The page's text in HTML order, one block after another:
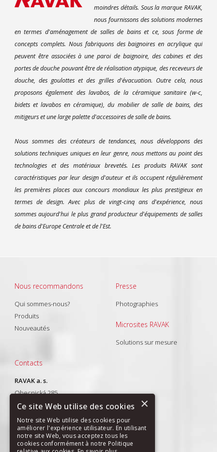
moindres détails. Sous la marque RAVAK,
nous fournissons des solutions modernes
en termes d'aménagement de salles de bains et ce, sous forme de
concepts complets. Nous fabriquons des baignoires en acrylique qui
peuvent être associées à une paroi de baignoire, des cabines et des
portes de douche pouvant être de réalisation atypique, des receveurs de
douche, des goulottes et des grilles d'évacuation. Outre cela, nous
proposons également des lavabos, de la céramique sanitaire (w-c,
bidets et lavabos en céramique), du mobilier de salle de bains, des
mitigeurs et une large palette d'accessoires de salle de bains.
Nous sommes des créateurs de tendances, nous développons des
solutions techniques uniques en leur genre, nous mettons au point des
technologies et des matériaux brevetés. Les produits RAVAK sont
caractéristiques par leur design d'auteur et ils occupent régulièrement
les premières places aux concours mondiaux les plus prestigieux en
termes de design. Avec plus de vingt-cinq ans d'expérience, nous
sommes aujourd'hui le plus grand producteur d'équipements de salles
de bains d'Europe Centrale et de l'Est.
Nous recommandons
Qui sommes-nous?
Produits
Nouveautés
Presse
Photographies
Microsites RAVAK
Solutions sur mesure
Contacts
RAVAK a. s.
Obecnická 285
261 01 Příbram I
T: +420 318 427 288
E-mail:export@ravak.com
×
Ce site Web utilise des cookies
Notre site Web utilise des cookies pour
améliorer l'expérience utilisateur. En utilisant
notre site Web, vous acceptez tous les
cookies conformément à notre Politique